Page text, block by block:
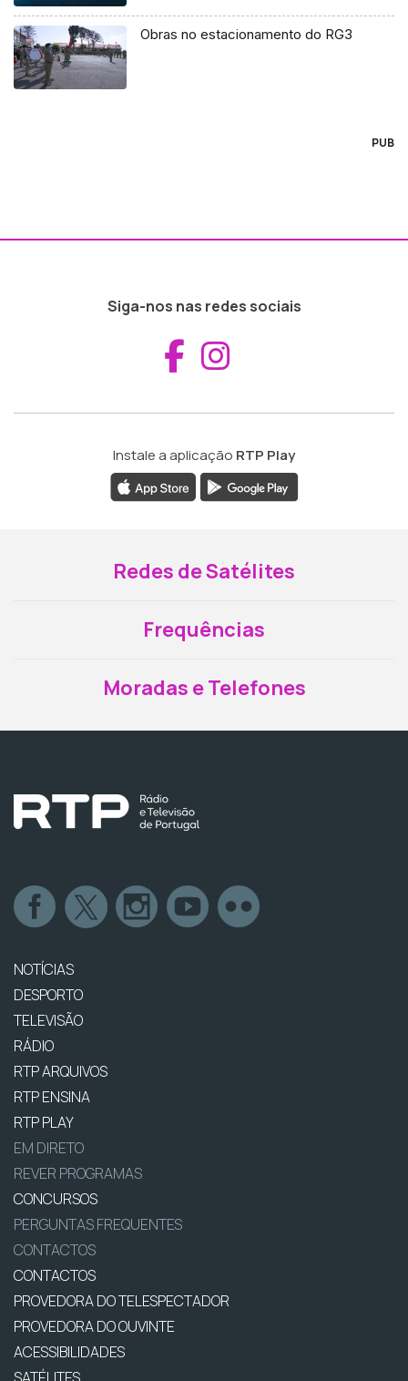
Obras no estacionamento do RG3
PUB
Siga-nos nas redes sociais
Aceder ao
Instale a aplicação RTP Play
Redes de Satélites
Frequências
Moradas e Telefones
NOTÍCIAS
DESPORTO
TELEVISÃO
RÁDIO
RTP ARQUIVOS
RTP ENSINA
RTP PLAY
EM DIRETO
REVER PROGRAMAS
CONCURSOS
PERGUNTAS FREQUENTES
CONTACTOS
CONTACTOS
PROVEDORA DO TELESPECTADOR
PROVEDORA DO OUVINTE
ACESSIBILIDADES